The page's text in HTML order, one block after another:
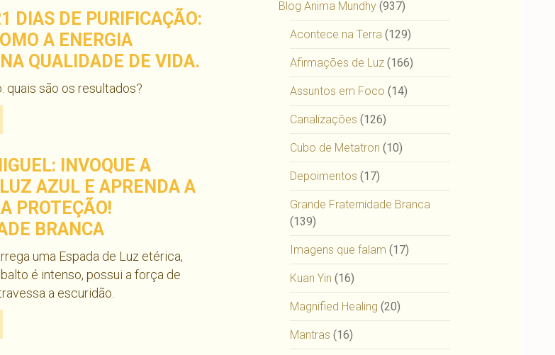
DIAS DE PURIFICAÇÃO:
A ENERGIA
QUALIDADE DE VIDA.
quais são os resultados?
INVOQUE A
AZUL E APRENDA A
PROTEÇÃO!
BRANCA
uma Espada de Luz etérica,
é intenso, possui a força de
a escuridão.
Blog Anima Mundhy (937)
Acontece na Terra (129)
Afirmações de Luz (166)
Assuntos em Foco (14)
Canalizações (126)
Cubo de Metatron (10)
Depoimentos (17)
Grande Fraternidade Branca
(139)
Imagens que falam (17)
Kuan Yin (16)
Magnified Healing (20)
Mantras (16)